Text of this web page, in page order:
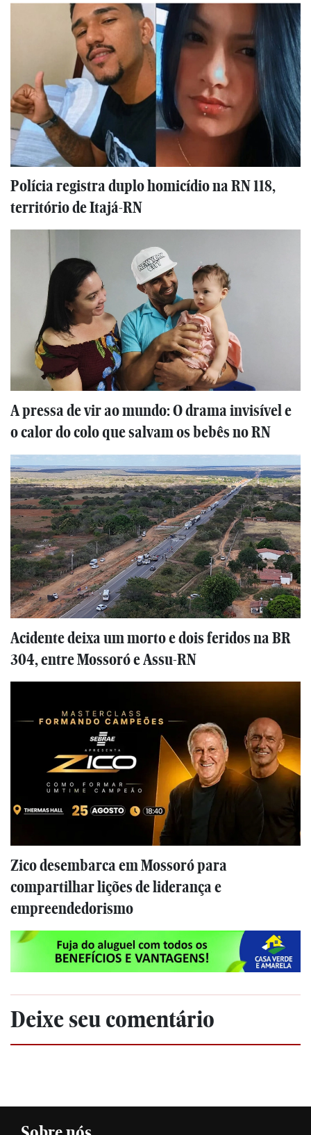
Polícia registra duplo homicídio na RN 118,
território de Itajá-RN
A pressa de vir ao mundo: O drama invisível e
o calor do colo que salvam os bebês no RN
Acidente deixa um morto e dois feridos na BR
304, entre Mossoró e Assu-RN
Zico desembarca em Mossoró para
compartilhar lições de liderança e
empreendedorismo
Deixe seu comentário